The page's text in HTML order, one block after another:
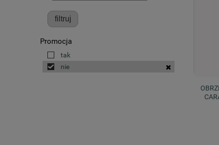
filtruj
Promocja
tak
nie